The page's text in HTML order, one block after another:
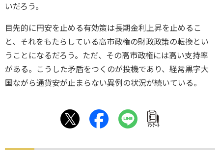
いだろう。
目先的に円安を止める有効策は長期金利上昇を止めるこ
と、それをもたらしている高市政権の財政政策の転換とい
うことになるだろう。ただ、その高市政権には高い支持率
がある。こうした矛盾をつくのが投機であり、経常黒字大
国ながら通貨安が止まらない異例の状況が続いている。
ｱﾝｹｰﾄ